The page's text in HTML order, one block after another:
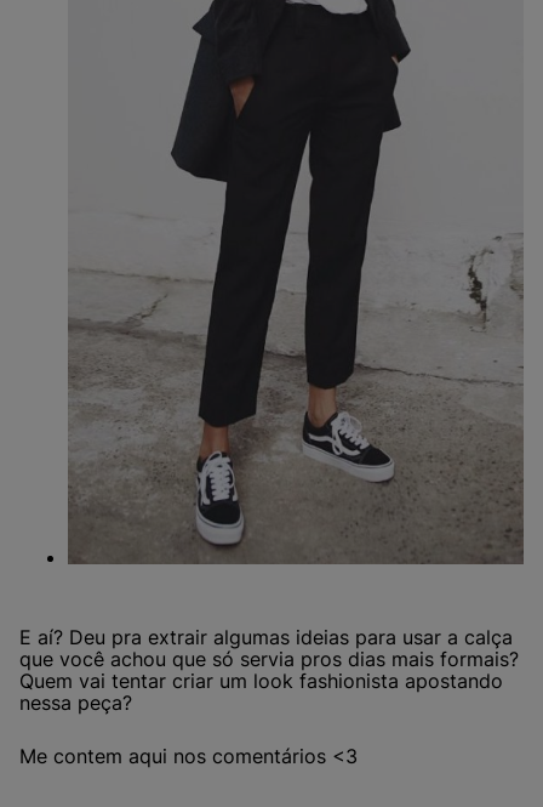
E aí? Deu pra extrair algumas ideias para usar a calça
que você achou que só servia pros dias mais formais?
Quem vai tentar criar um look fashionista apostando
nessa peça?
Me contem aqui nos comentários <3